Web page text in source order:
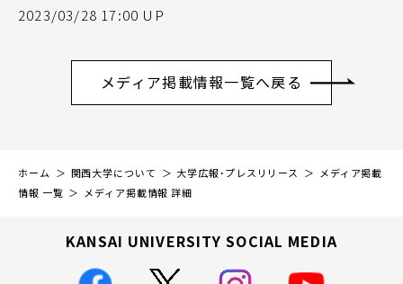
2023/03/28 17:00 UP
メディア掲載情報一覧へ戻る
ホーム 関西大学について 大学広報・プレスリリース
メディア掲載
情報 一覧
メディア掲載情報 詳細
KANSAI UNIVERSITY SOCIAL MEDIA